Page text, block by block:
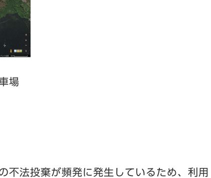
場
不法投棄が頻発に発生しているため、利用